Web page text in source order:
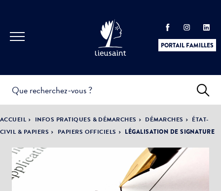
PORTAIL FAMILLES
PRATIQUES &
DÉMARCHES
ACTUALITÉS &
ÉVÈNEMENTS
DÉMOCRATIE
PARTICIPATIVE
ACCUEIL INFOS PRATIQUES & DÉMARCHES DÉMARCHES
ÉTAT-
CIVIL & PAPIERS
PAPIERS OFFICIELS LÉGALISATION DE SIGNATURE